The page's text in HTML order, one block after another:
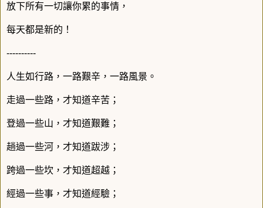
放下所有一切讓你累的事情，
每天都是新的！
----------
人生如行路，一路艱辛，一路風景。
走過一些路，才知道辛苦；
登過一些山，才知道艱難；
趟過一些河，才知道跋涉；
跨過一些坎，才知道超越；
經過一些事，才知道經驗；